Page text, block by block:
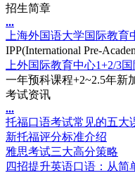
招生简章
...
上海外国语大学国际教
IPP(International Pre-
上外国际教育中心1+2/3
一年预科课程+2~2.5年新
考试资讯
...
托福口语考试常见的五大
新托福评分标准介绍
雅思考试三大高分策略
四招提升英语口语：从简